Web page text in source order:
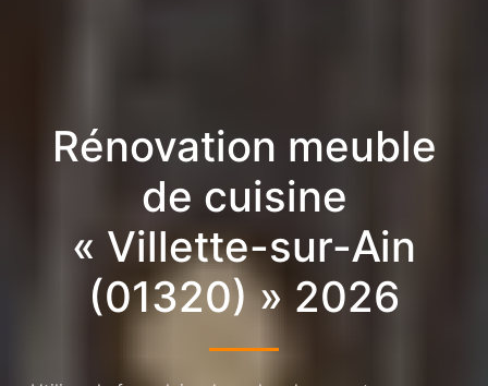
Rénovation meuble
de cuisine
« Villette-sur-Ain
(01320) » 2026